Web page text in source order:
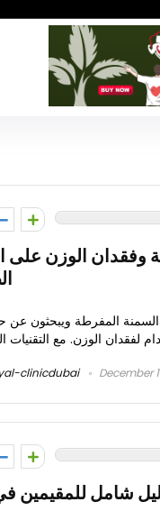
وفقدان الوزن على
السمنة المفرطة ويبحثون عن
clinicdubai December
شامل للمقيمين